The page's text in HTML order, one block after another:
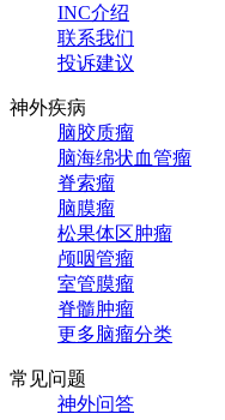
INC介绍
联系我们
投诉建议
神外疾病
脑胶质瘤
脑海绵状血管瘤
脊索瘤
脑膜瘤
松果体区肿瘤
颅咽管瘤
室管膜瘤
脊髓肿瘤
更多脑瘤分类
常见问题
神外问答